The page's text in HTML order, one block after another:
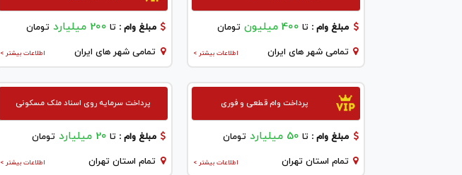
مبلغ وام : تا 400 میلیون تومان
اطلاعات بیشتر > تمامی شهر های ایران
مبلغ وام :تا 200 میلیارد تومان
اطلاعات بیشتر > تمامی شهر های ایران
پرداخت وام قطعی و فوری
مبلغ وام : تا 50 میلیارد تومان
اطلاعات بیشتر > تمام استان تهران
پرداخت سرمایه روی اسناد ملک مسکونی
مبلغ وام :تا 20 میلیارد تومان
اطلاعات بیشتر > تمام استان تهران